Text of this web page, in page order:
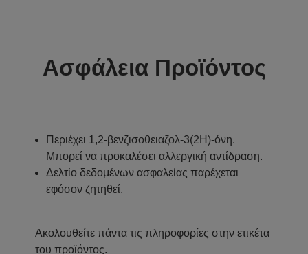
Ασφάλεια Προϊόντος
Περιέχει 1,2-βενζισοθειαζολ-3(2H)-όνη.
Μπορεί να προκαλέσει αλλεργική αντίδραση.
Δελτίο δεδομένων ασφαλείας παρέχεται
εφόσον ζητηθεί.
Ακολουθείτε πάντα τις πληροφορίες στην ετικέτα
του προϊόντος.